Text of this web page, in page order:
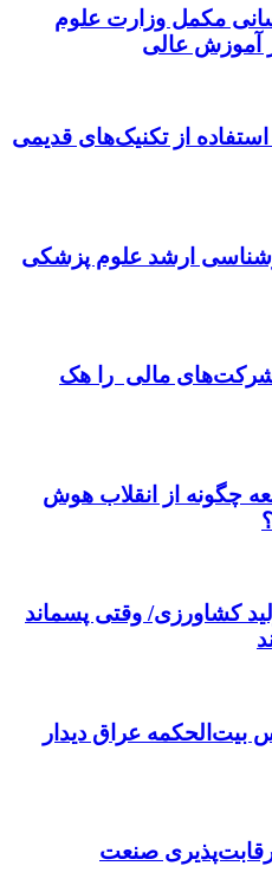
مکمل وزارت علوم
آموزش عالی
از تکنیک‌های قدیمی
ارشد علوم پزشکی
شرکت‌های مالی را هک
چگونه از انقلاب هوش
کشاورزی/ وقتی پسماند
بیت‌الحکمه عراق دیدار
صنعت